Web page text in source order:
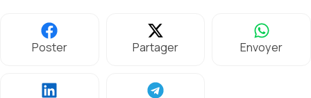
Poster Partager Envoyer